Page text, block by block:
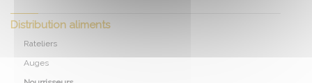
Distribution aliments
Rateliers
Auges